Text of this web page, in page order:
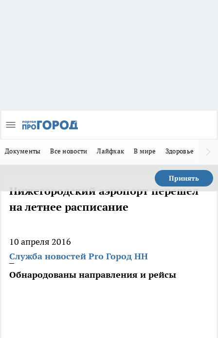
Документы Все новости Лайфхак В мире Здоровье
Принять
Нижегородский аэропорт перешел
на летнее расписание
10 апреля 2016
Служба новостей Pro Город НН
Обнародованы направления и рейсы